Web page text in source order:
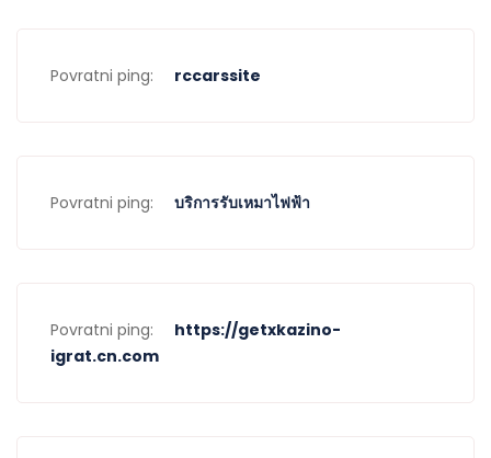
Povratni ping: rccarssite
Povratni ping: บริการรับเหมาไฟฟ้า
Povratni ping:
https://getxkazino-
igrat.cn.com